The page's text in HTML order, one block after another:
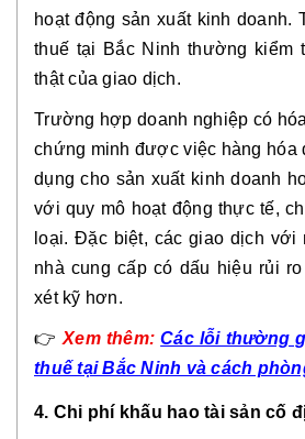
hoạt động sản xuất kinh doanh.
thuế tại Bắc Ninh thường kiểm
thật của giao dịch.
Trường hợp doanh nghiệp có
chứng minh được việc hàng hóa
dụng cho sản xuất kinh doanh
với quy mô hoạt động thực tế,
loại. Đặc biệt, các giao dịch với
nhà cung cấp có dấu hiệu rủi
xét kỹ hơn.
👉 Xemthêm:Các lỗi thường
thuế tại Bắc Ninh và cách
4. Chi phí khấu hao tài sản cố